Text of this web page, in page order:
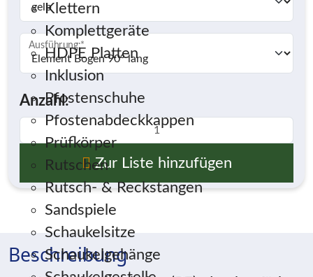
Klettern
Komplettgeräte
HDPE Platten
Inklusion
Pfostenschuhe
Pfostenabdeckkappen
Prüfkörper
Rutschen
Rutsch- & Reckstangen
Sandspiele
Schaukelsitze
Schaukelgehänge
Ausführung:*
Anzahl:
Zur Liste hinzufügen
Beschreibung